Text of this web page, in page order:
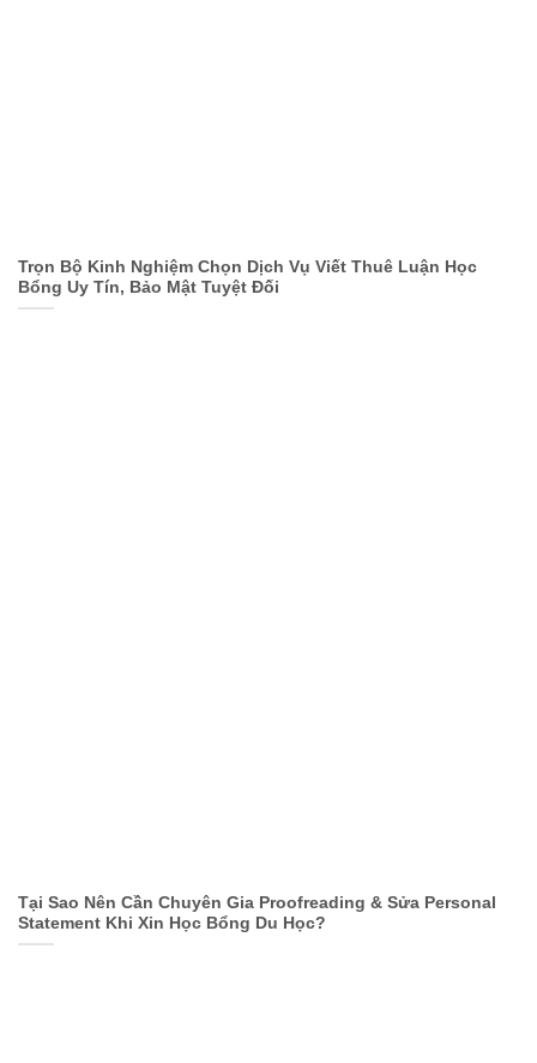
Trọn Bộ Kinh Nghiệm Chọn Dịch Vụ Viết Thuê Luận Học
Bổng Uy Tín, Bảo Mật Tuyệt Đối
Tại Sao Nên Cần Chuyên Gia Proofreading & Sửa Personal
Statement Khi Xin Học Bổng Du Học?